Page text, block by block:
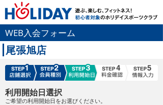
WEB入会フォーム
尾張旭店
利用開始日選択
ご希望の利用開始日をお選びください。